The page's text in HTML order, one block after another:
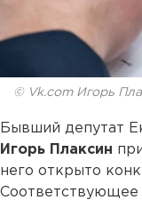
© Vk.com Игорь
Бывший депутат
Игорь Плаксин
него открыто